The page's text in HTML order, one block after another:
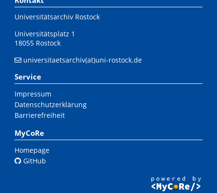
Universitätsarchiv Rostock
Universitätsplatz 1
18055 Rostock
universitaetsarchiv(at)uni-rostock.de
Service
Impressum
Datenschutzerklärung
Barrierefreiheit
MyCoRe
Homepage
GitHub